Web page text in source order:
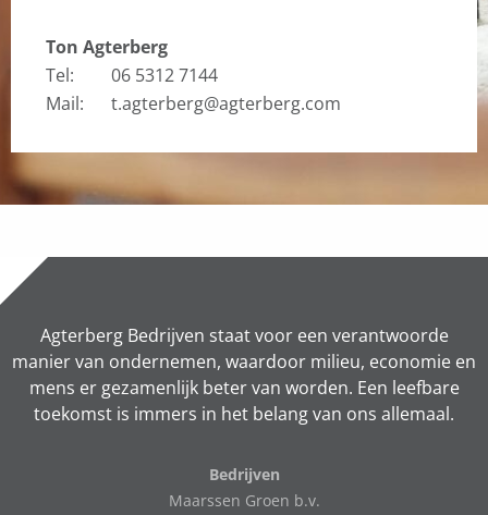
Ton Agterberg
Tel:
06 5312 7144
Mail:
t.agterberg@agterberg.com
Agterberg Bedrijven staat voor een verantwoorde
manier van ondernemen, waardoor milieu, economie en
mens er gezamenlijk beter van worden. Een leefbare
toekomst is immers in het belang van ons allemaal.
Bedrijven
Maarssen Groen b.v.